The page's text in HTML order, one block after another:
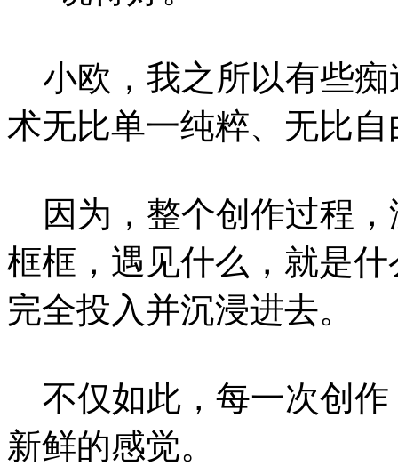
小欧，我之所以有些痴
术无比单一纯粹、无比
因为，整个创作过程，
框框，遇见什么，就是
完全投入并沉浸进去。
不仅如此，每一次创作
新鲜的感觉。